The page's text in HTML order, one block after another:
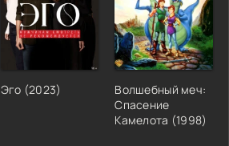
Эго (2023)
Волшебный меч:
Спасение
Камелота (1998)